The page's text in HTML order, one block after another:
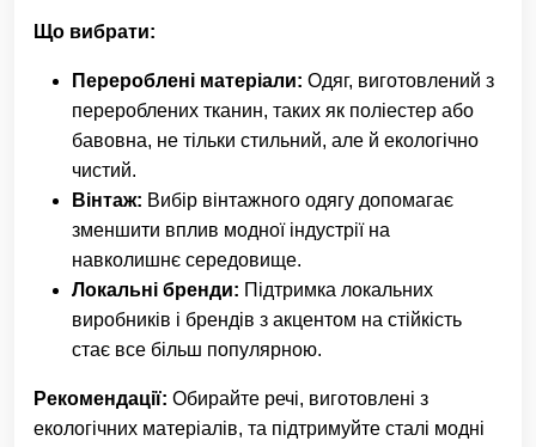
Що вибрати:
Перероблені матеріали: Одяг, виготовлений з
перероблених тканин, таких як поліестер або
бавовна, не тільки стильний, але й екологічно
чистий.
Вінтаж: Вибір вінтажного одягу допомагає
зменшити вплив модної індустрії на
навколишнє середовище.
Локальні бренди: Підтримка локальних
виробників і брендів з акцентом на стійкість
стає все більш популярною.
Рекомендації: Обирайте речі, виготовлені з
екологічних матеріалів, та підтримуйте сталі модні